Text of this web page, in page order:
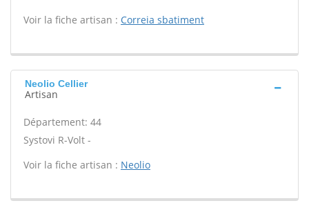
Voir la fiche artisan : Correia sbatiment
Neolio Cellier
Artisan
Département: 44
Systovi R-Volt -
Voir la fiche artisan : Neolio